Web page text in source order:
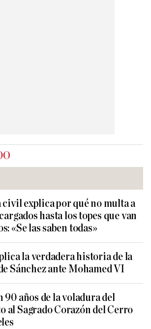
civil explica por qué no multa a
hasta los topes que van
«Se las saben todas»
la verdadera historia de la
Sánchez ante Mohamed VI
90 años de la voladura del
al Sagrado Corazón del Cerro